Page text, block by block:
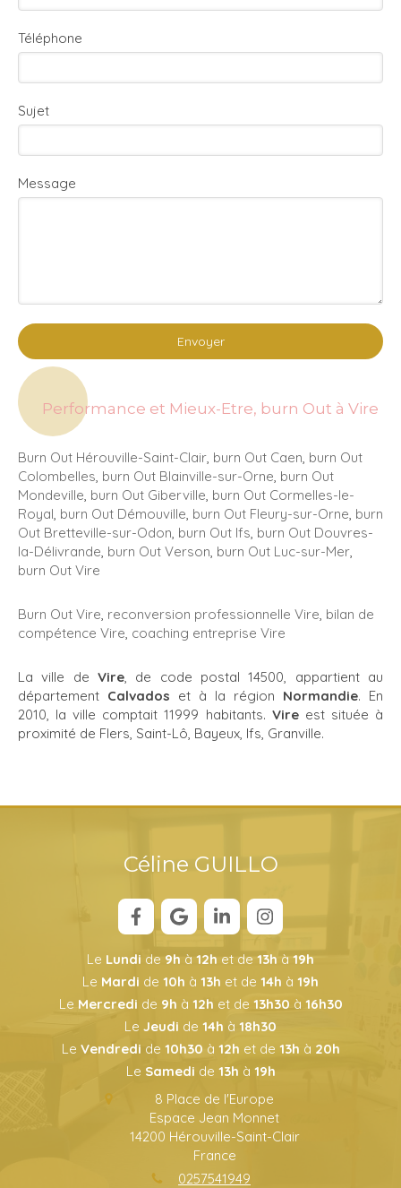
Téléphone
Sujet
Message
Envoyer
Performance et Mieux-Etre, burn Out à Vire
Burn Out Hérouville-Saint-Clair, burn Out Caen, burn Out
Colombelles, burn Out Blainville-sur-Orne, burn Out
Mondeville, burn Out Giberville, burn Out Cormelles-le-
Royal, burn Out Démouville, burn Out Fleury-sur-Orne, burn
Out Bretteville-sur-Odon, burn Out Ifs, burn Out Douvres-
la-Délivrande, burn Out Verson, burn Out Luc-sur-Mer,
burn Out Vire
Burn Out Vire, reconversion professionnelle Vire, bilan de
compétence Vire, coaching entreprise Vire
La ville de Vire, de code postal 14500, appartient au
département Calvados et à la région Normandie. En
2010, la ville comptait 11999 habitants. Vireest située à
proximité de Flers, Saint-Lô, Bayeux, Ifs, Granville.
Céline GUILLO
Le Lundi de 9h à 12h et de 13h à 19h
Le Mardi de 10h à 13h et de 14h à 19h
Le Mercredi de 9h à 12h et de 13h30 à 16h30
Le Jeudi de 14h à 18h30
Le Vendredi de 10h30 à 12h et de 13h à 20h
Le Samedi de 13h à 19h
8 Place de l'Europe
Espace Jean Monnet
14200 Hérouville-Saint-Clair
France
0257541949